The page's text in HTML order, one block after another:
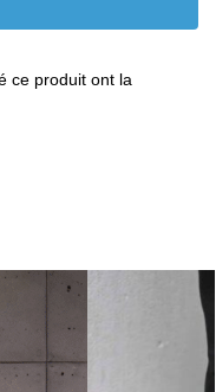
ce produit ont la